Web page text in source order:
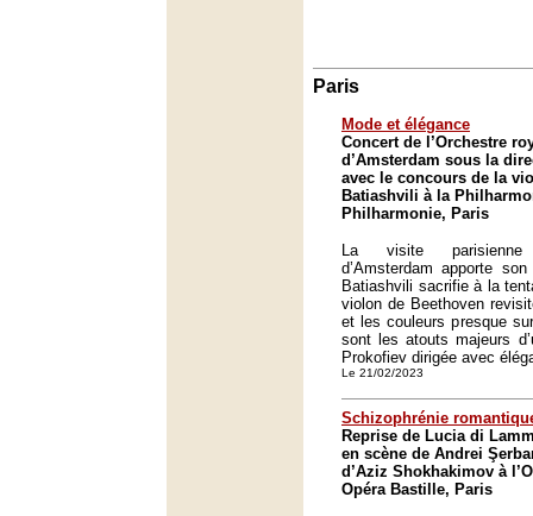
Paris
Mode et élégance
Concert de l’Orchestre
d’Amsterdam sous la
avec le concours de la
Batiashvili à la
Philharmonie, Paris
La visite parisienne
d’Amsterdam apporte
Batiashvili sacrifie à la
violon de Beethoven
et les couleurs presque
sont les atouts majeurs
Prokofiev dirigée avec
Le 21/02/2023
Schizophrénie
Reprise de Lucia di
en scène de Andrei
d’Aziz Shokhakimov à
Opéra Bastille, Paris